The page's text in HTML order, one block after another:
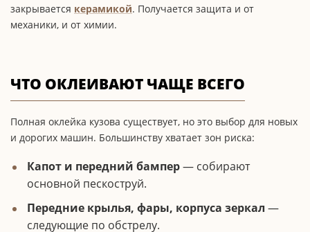
закрывается керамикой. Получается защита и от
механики, и от химии.
ЧТО ОКЛЕИВАЮТ ЧАЩЕ ВСЕГО
Полная оклейка кузова существует, но это выбор для новых
и дорогих машин. Большинству хватает зон риска:
Капот и передний бампер— собирают
основной пескоструй.
Передние крылья, фары, корпуса зеркал —
следующие по обстрелу.